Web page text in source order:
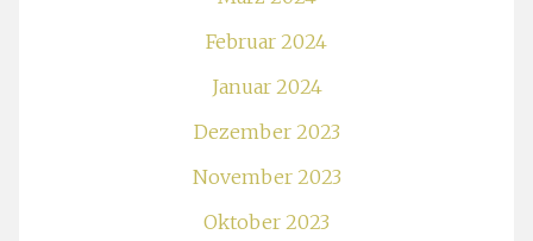
Februar 2024
Januar 2024
Dezember 2023
November 2023
Oktober 2023